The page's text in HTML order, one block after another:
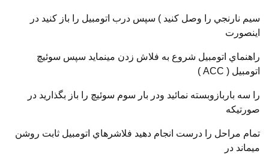
سيم نارنجي را وصل كنيد ) سپس درب اتومبيل را باز كنيد در
اينصورت
راهنماي اتومبيل شروع به فلاش زدن مينمايد سپس سوئيچ
اتومبيل ( ACC )
را سه باربازوبسته نمائيد ودر بار سوم سوئيچ را باز بگذاريد در
صورتيكه
تمام مراحل را درست انجام دهيد فلاشرهاي اتومبيل ثابت روشن
ميماند در